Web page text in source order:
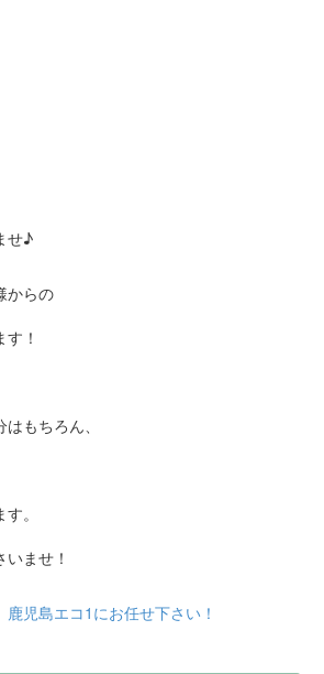
せ♪
からの
！
もちろん、
。
ませ！
児島エコ1にお任せ下さい！